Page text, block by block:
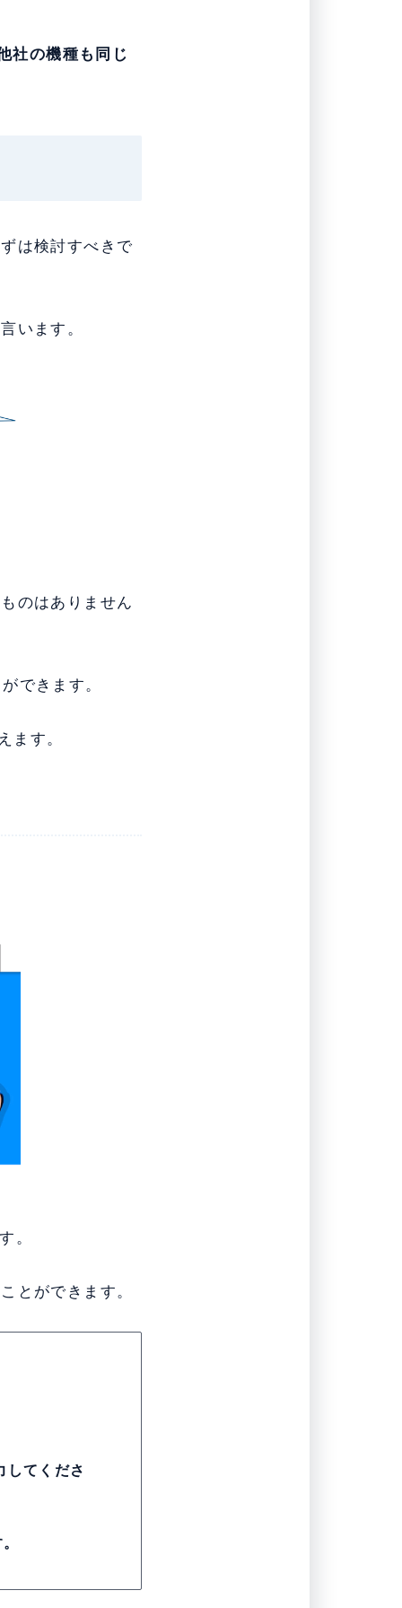
社の機種も同じ
は検討すべきで
います。
のはありません
できます。
ます。
。
とができます。
してくださ